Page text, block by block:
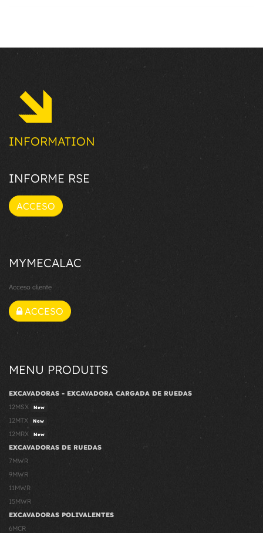
INFORMATION
INFORME RSE
ACCESO
MYMECALAC
Acceso cliente
ACCESO
MENU PRODUITS
EXCAVADORAS - EXCAVADORA CARGADA DE RUEDAS
12MSX
New
12MTX New
12MRX New
EXCAVADORAS DE RUEDAS
7MWR
9MWR
11MWR
15MWR
EXCAVADORAS POLIVALENTES
6MCR